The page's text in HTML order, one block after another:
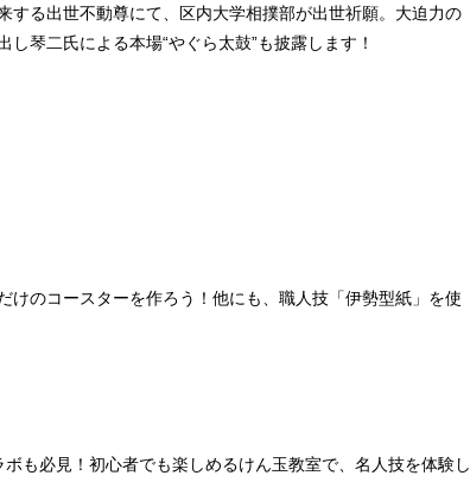
する出世不動尊にて、区内大学相撲部が出世祈願。大迫力の
琴二氏による本場“やぐら太鼓”も披露します！
けのコースターを作ろう！他にも、職人技「伊勢型紙」を使
も必見！初心者でも楽しめるけん玉教室で、名人技を体験し